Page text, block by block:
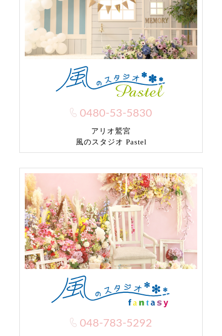
0480-53-5830
アリオ鷲宮
風のスタジオ Pastel
048-783-5292